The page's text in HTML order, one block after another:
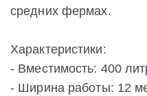
средних фермах.
Характеристики:
- Вместимость: 400
- Ширина работы: 12